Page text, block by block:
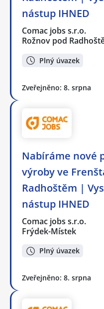
nástup IHNED
Comac jobs s.r.o.
Rožnov pod
Plný úvazek
Zveřejněno: 8. srpna
Nabíráme nové
výroby ve
Radhoštěm |
nástup IHNED
Comac jobs s.r.o.
Frýdek-Místek
Plný úvazek
Zveřejněno: 8. srpna